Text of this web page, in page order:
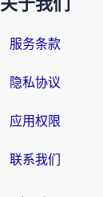
关于我们
服务条款
隐私协议
应用权限
联系我们